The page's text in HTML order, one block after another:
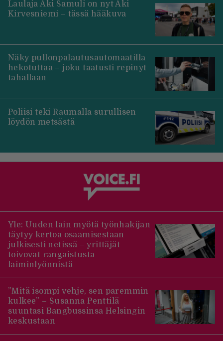
Laulaja Aki Samuli on nyt Aki
Kirvesniemi – tässä hääkuva
Näky pullonpalautusautomaatilla
hekotuttaa – joku taatusti repinyt
tahallaan
Poliisi teki Raumalla surullisen
löydön metsästä
Yle: Uuden lain myötä työnhakijan
täytyy kertoa osaamisestaan
julkisesti netissä – yrittäjät
toivovat rangaistusta
laiminlyönnistä
”Mitä isompi vehje, sen paremmin
kulkee” – Susanna Penttilä
suuntasi Bangbussinsa Helsingin
keskustaan